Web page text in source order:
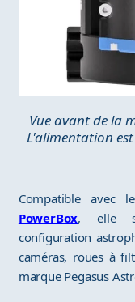
Vue avant de la
L'alimentation
Compatible avec
PowerBox, elle
configuration
caméras, roues à
marque Pegasus